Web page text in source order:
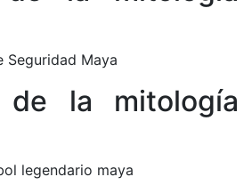
Seguridad Maya
de la mitología
legendario maya